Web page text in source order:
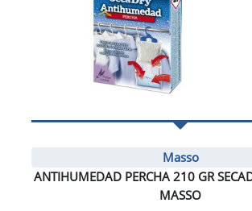
Masso
ANTIHUMEDAD PERCHA 210 GR
MASSO